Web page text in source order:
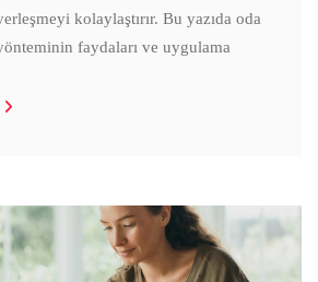
kolaylaştırır. Bu yazıda oda
faydaları ve uygulama